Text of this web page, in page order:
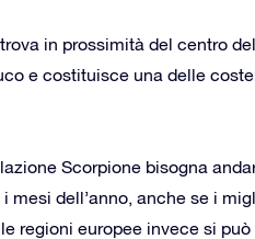
in prossimità del centro
e costituisce una delle
Scorpione bisogna
mesi dell’anno, anche se i
regioni europee invece si